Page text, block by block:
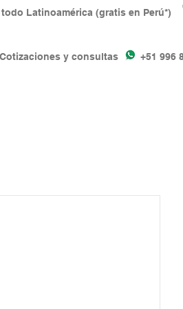
Cotizaciones y consultas +51 996
todo Latinoamérica (gratis en